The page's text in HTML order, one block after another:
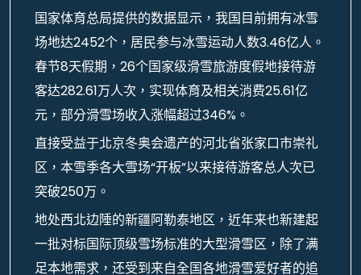
国家体育总局提供的数据显示，我国目前拥有冰雪
场地达2452个，居民参与冰雪运动人数3.46亿人。
春节8天假期，26个国家级滑雪旅游度假地接待游
客达282.61万人次，实现体育及相关消费25.61亿
元，部分滑雪场收入涨幅超过346%。
直接受益于北京冬奥会遗产的河北省张家口市崇礼
区，本雪季各大雪场“开板”以来接待游客总人次已
突破250万。
地处西北边陲的新疆阿勒泰地区，近年来也新建起
一批对标国际顶级雪场标准的大型滑雪区，除了满
足本地需求，还受到来自全国各地滑雪爱好者的追